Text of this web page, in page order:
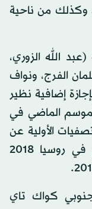
وكذلك من ناحية
الله الزوري،
الفرج، ونواف
إضافية نظير
الماضي في
الأولية عن
آسيا المؤهلة لنهائيات كأس العالم في روسيا 2018
كواك تاي